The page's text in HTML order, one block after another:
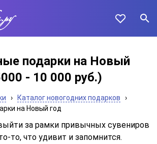
подарки на Новый
- 10 000 руб.)
› Каталог новогодних подарков
›
на Новый год
за рамки привычных сувениров
то, что удивит и запомнится.